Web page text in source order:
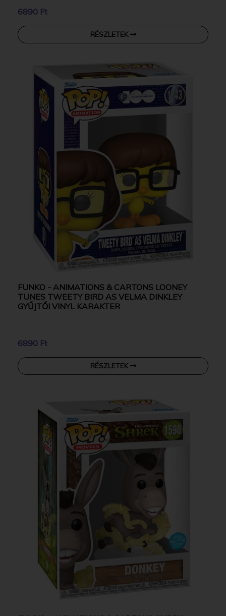
6890 Ft
RÉSZLETEK
FUNKO - ANIMATIONS & CARTONS LOONEY
TUNES TWEETY BIRD AS VELMA DINKLEY
GYŰJTŐI VINYL KARAKTER
6890 Ft
RÉSZLETEK